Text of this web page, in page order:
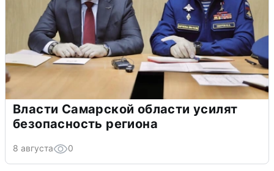
Власти Самарской области усилят
безопасность региона
8 августа 0